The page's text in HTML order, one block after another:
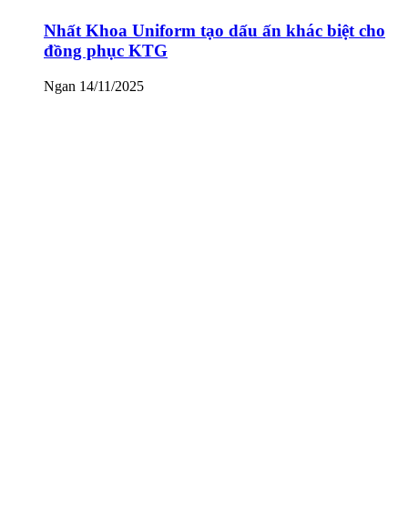
Nhất Khoa Uniform tạo dấu ấn khác biệt cho
đồng phục KTG
Ngan 14/11/2025